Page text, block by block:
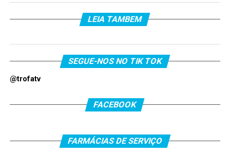
LEIA TAMBEM
SEGUE-NOS NO TIK TOK
@trofatv
FACEBOOK
FARMÁCIAS DE SERVIÇO